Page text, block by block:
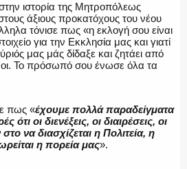
ιστορία της Μητροπόλεως
άξιους προκατόχους του νέου
τόνισε πως «η εκλογή σου είναι
για την Εκκλησία μας και γιατί
μας μάς δίδαξε και ζητάει από
Το πρόσωπό σου ένωσε όλα τα
πως «έχουμε πολλά παραδείγματα
οι διενέξεις, οι διαιρέσεις, οι
να διασχίζεται η Πολιτεία, η
η πορεία μας».